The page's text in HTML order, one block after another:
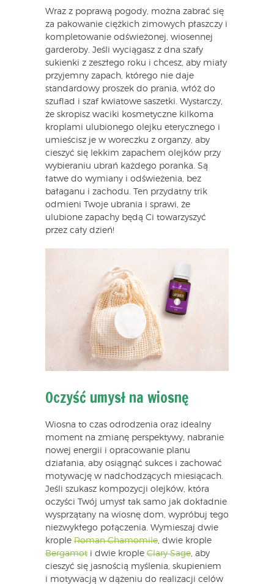
Wraz z poprawą pogody, można zabrać się
za pakowanie ciężkich zimowych płaszczy i
kompletowanie odświeżonej, wiosennej
garderoby. Jeśli wyciągasz z dna szafy
sukienki z zeszłego roku i chcesz, aby miały
przyjemny zapach, którego nie daje
standardowy proszek do prania, włóż do
szuflad i szaf kwiatowe saszetki. Wystarczy,
że skropisz waciki kosmetyczne kilkoma
kroplami ulubionego olejku eterycznego i
umieścisz je w woreczku z organzy, aby
cieszyć się lekkim zapachem olejków przy
wybieraniu ubrań każdego poranka. Są
łatwe do wymiany i odświeżenia, bez
bałaganu i zachodu. Ten przydatny trik
odmieni Twoje ubrania i sprawi, że
ulubione zapachy będą Ci towarzyszyć
przez cały dzień!
Oczyść umysł na wiosnę
Wiosna to czas odrodzenia oraz idealny
moment na zmianę perspektywy, nabranie
nowej energii i opracowanie planu
działania, aby osiągnąć sukces i zachować
motywację w nadchodzących miesiącach.
Jeśli szukasz kompozycji olejków, która
oczyści Twój umysł tak samo jak dokładnie
wysprzątany na wiosnę dom, wypróbuj tego
niezwykłego połączenia. Wymieszaj dwie
krople Roman Chamomile, dwie krople
Bergamot i dwie krople Clary Sage, aby
cieszyć się jasnością myślenia, skupieniem
i motywacją w dążeniu do realizacji celów